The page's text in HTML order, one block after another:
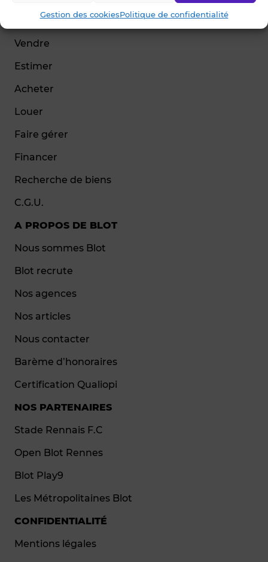
Gestion des cookiesPolitique de confidentialité
NAVIGATION
Vendre
Estimer
Acheter
Louer
Faire gérer
Financer
Recherche de biens
C.G.U.
A PROPOS DE BLOT
Nous sommes Blot
Blot recrute
Nos agences
Nos articles
Nous contacter
Barème d’honoraires
Certification Qualiopi
NOS PARTENAIRES
Stade Rennais F.C
Open Blot Rennes
Blot Play9
Les Métropolitaines Blot
CONFIDENTIALITÉ
Mentions légales